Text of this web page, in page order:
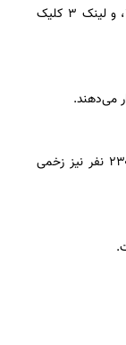
لحظه‌به‌لحظه به‌روزرسانی می‌شود. برای پیگیری تحولات روز نخست عملیات «طوفان الاقصی» روی خبرهای لینک ۱، لینک ۲، و لینک ۳ کلیک
می‌دهند.
تاکنون در نتیجه حملات رژیم صهیونیستی به غزه، ۴۱۳ فلسطینی از جمله ۷۸ کودک و ۴۱ زن به شهادت رسیده‌اند و ۲۳۰۰ نفر نیز زخمی